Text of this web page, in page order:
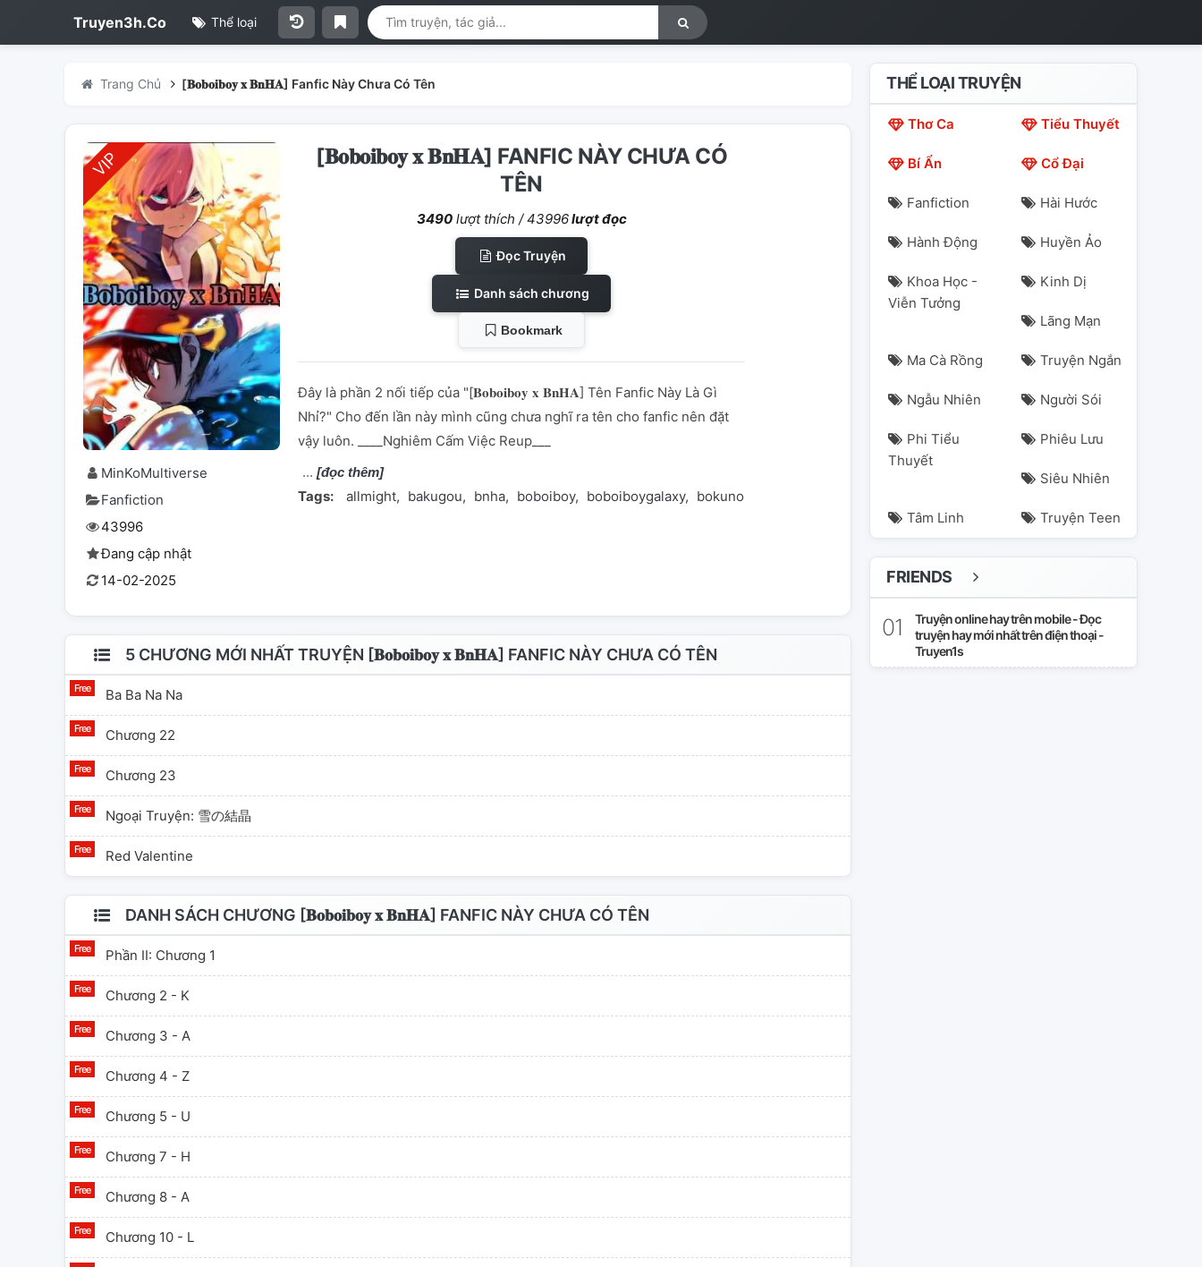
Truyen3h.Co Thể loại
Trang Chủ [𝐁𝐨𝐛𝐨𝐢𝐛𝐨𝐲 𝐱 𝐁𝐧𝐇𝐀] Fanfic Này Chưa Có Tên
MinKoMultiverse
Fanfiction
43996
Đang cập nhật
14-02-2025
[𝐁𝐨𝐛𝐨𝐢𝐛𝐨𝐲 𝐱 𝐁𝐧𝐇𝐀] FANFIC NÀY CHƯA CÓ
TÊN
3490lượt thích /43996lượt đọc
Đọc Truyện
Danh sách chương
Bookmark
Đây là phần 2 nối tiếp của "[𝐁𝐨𝐛𝐨𝐢𝐛𝐨𝐲 𝐱 𝐁𝐧𝐇𝐀] Tên Fanfic Này Là Gì
Nhỉ?" Cho đến lần này mình cũng chưa nghĩ ra tên cho fanfic nên đặt
vậy luôn. ____Nghiêm Cấm Việc Reup___
[đọc thêm]
Tags: allmight bakugou bnha boboiboy boboiboygalaxy bokunoheroacademia
5 CHƯƠNG MỚI NHẤT TRUYỆN [𝐁𝐨𝐛𝐨𝐢𝐛𝐨𝐲 𝐱 𝐁𝐧𝐇𝐀] FANFIC NÀY CHƯA CÓ TÊN
Ba Ba Na Na
Chương 22
Chương 23
Ngoại Truyện: 雪の結晶
Red Valentine
DANH SÁCH CHƯƠNG [𝐁𝐨𝐛𝐨𝐢𝐛𝐨𝐲 𝐱 𝐁𝐧𝐇𝐀] FANFIC NÀY CHƯA CÓ TÊN
Phần II: Chương 1
Chương 2 - K
Chương 3 - A
Chương 4 - Z
Chương 5 - U
Chương 7 - H
Chương 8 - A
Chương 10 - L
THỂ LOẠI TRUYỆN
Thơ Ca Tiểu Thuyết
Bí Ẩn Cổ Đại
Fanfiction Hài Hước
Hành Động Huyền Ảo
Khoa Học -
Viễn Tưởng
Kinh Dị
Lãng Mạn
Ma Cà Rồng Truyện Ngắn
Ngẫu Nhiên Người Sói
Phi Tiểu
Thuyết
Phiêu Lưu
Siêu Nhiên
Tâm Linh Truyện Teen
FRIENDS
Truyện online hay trên mobile - Đọc
truyện hay mới nhất trên điện thoại -
Truyen1s